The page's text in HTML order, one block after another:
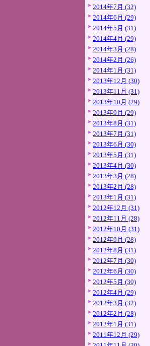
2014年7月 (32)
2014年6月 (29)
2014年5月 (31)
2014年4月 (29)
2014年3月 (28)
2014年2月 (26)
2014年1月 (31)
2013年12月 (30)
2013年11月 (31)
2013年10月 (29)
2013年9月 (29)
2013年8月 (31)
2013年7月 (31)
2013年6月 (30)
2013年5月 (31)
2013年4月 (30)
2013年3月 (28)
2013年2月 (28)
2013年1月 (31)
2012年12月 (31)
2012年11月 (28)
2012年10月 (31)
2012年9月 (28)
2012年8月 (31)
2012年7月 (30)
2012年6月 (30)
2012年5月 (30)
2012年4月 (29)
2012年3月 (32)
2012年2月 (28)
2012年1月 (31)
2011年12月 (29)